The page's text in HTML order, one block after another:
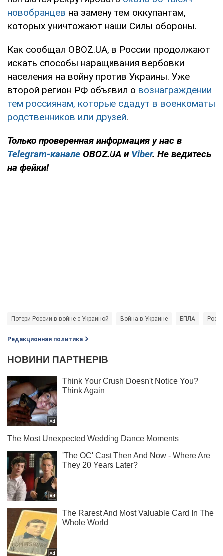
новобранцев на замену тем оккупантам,
которых уничтожают наши Силы обороны.
Как сообщал OBOZ.UA, в России продолжают
искать способы наращивания вербовки
населения на войну против Украины. Уже
второй регион РФ объявил о вознаграждении
тем россиянам, которые сдадут в военкоматы
родственников или друзей.
Только проверенная информация у нас в
Telegram-канале OBOZ.UA и Viber. Не ведитесь
на фейки!
Потери России в войне с Украиной Война в Украине БПЛА
Редакционная политика